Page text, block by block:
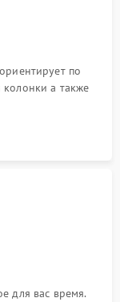
по
колонки а также
для вас время.